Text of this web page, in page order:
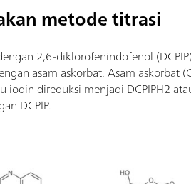
metode titrasi
2,6-diklorofenindofenol
asam askorbat. Asam askorbat
iodin direduksi menjadi DCPIPH2
DCPIP.